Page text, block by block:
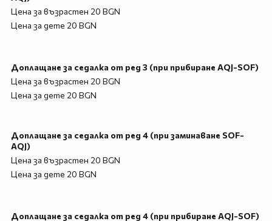
Цена за възрастен 20 BGN
Цена за дете 20 BGN
Доплащане за седалка от ред 3 (при прибиране AQJ-SOF)
Цена за възрастен 20 BGN
Цена за дете 20 BGN
Доплащане за седалка от ред 4 (при заминаване SOF-
AQJ)
Цена за възрастен 20 BGN
Цена за дете 20 BGN
Доплащане за седалка от ред 4 (при прибиране AQJ-SOF)